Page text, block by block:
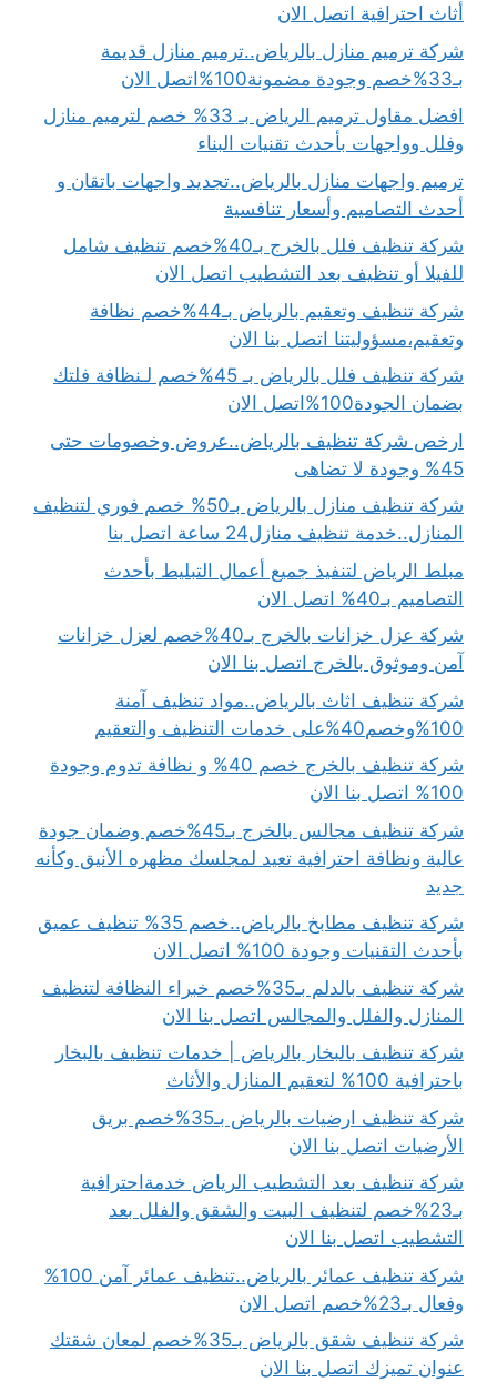
أثاث احترافية اتصل الان
شركة ترميم منازل بالرياض..ترميم منازل قديمة
بـ33%خصم وجودة مضمونة100%اتصل الان
افضل مقاول ترميم الرياض بـ 33% خصم لترميم منازل
وفلل وواجهات بأحدث تقنيات البناء
ترميم واجهات منازل بالرياض..تجديد واجهات باتقان و
أحدث التصاميم وأسعار تنافسية
شركة تنظيف فلل بالخرج بـ40%خصم تنظيف شامل
للفيلا أو تنظيف بعد التشطيب اتصل الان
شركة تنظيف وتعقيم بالرياض بـ44%خصم نظافة
وتعقيم،مسؤوليتنا اتصل بنا الان
شركة تنظيف فلل بالرياض بـ 45%خصم لـنظافة فلتك
بضمان الجودة100%اتصل الان
ارخص شركة تنظيف بالرياض..عروض وخصومات حتى
45% وجودة لا تضاهى
شركة تنظيف منازل بالرياض بـ50% خصم فوري لتنظيف
المنازل..خدمة تنظيف منازل24 ساعة اتصل بنا
مبلط الرياض لتنفيذ جميع أعمال التبليط بأحدث
التصاميم بـ40% اتصل الان
شركة عزل خزانات بالخرج بـ40%خصم لعزل خزانات
آمن وموثوق بالخرج اتصل بنا الان
شركة تنظيف اثاث بالرياض..مواد تنظيف آمنة
100%وخصم40%على خدمات التنظيف والتعقيم
شركة تنظيف بالخرج خصم 40% و نظافة تدوم وجودة
100% اتصل بنا الان
شركة تنظيف مجالس بالخرج بـ45%خصم وضمان جودة
عالية ونظافة احترافية تعيد لمجلسك مظهره الأنيق وكأنه
جديد
شركة تنظيف مطابخ بالرياض..خصم 35% تنظيف عميق
بأحدث التقنيات وجودة 100% اتصل الان
شركة تنظيف بالدلم بـ35%خصم خبراء النظافة لتنظيف
المنازل والفلل والمجالس اتصل بنا الان
شركة تنظيف بالبخار بالرياض | خدمات تنظيف بالبخار
باحترافية 100% لتعقيم المنازل والأثاث
شركة تنظيف ارضيات بالرياض بـ35%خصم بريق
الأرضيات اتصل بنا الان
شركة تنظيف بعد التشطيب الرياض خدمةاحترافية
بـ23%خصم لتنظيف البيت والشقق والفلل بعد
التشطيب اتصل بنا الان
شركة تنظيف عمائر بالرياض..تنظيف عمائر آمن 100%
وفعال بـ23%خصم اتصل الان
شركة تنظيف شقق بالرياض بـ35%خصم لمعان شقتك
عنوان تميزك اتصل بنا الان